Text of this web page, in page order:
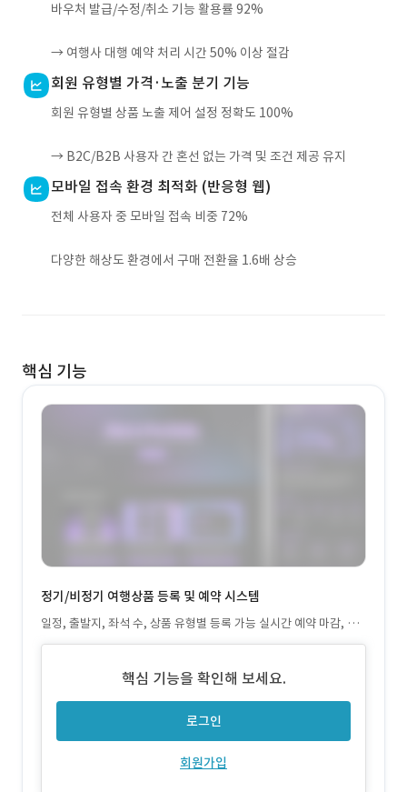
바우처 발급/수정/취소 기능 활용률 92%
→ 여행사 대행 예약 처리 시간 50% 이상 절감
회원 유형별 가격·노출 분기 기능
회원 유형별 상품 노출 제어 설정 정확도 100%
→ B2C/B2B 사용자 간 혼선 없는 가격 및 조건 제공 유지
모바일 접속 환경 최적화 (반응형 웹)
전체 사용자 중 모바일 접속 비중 72%
다양한 해상도 환경에서 구매 전환율 1.6배 상승
핵심 기능
정기/비정기 여행상품 등록 및 예약 시스템
일정, 출발지, 좌석 수, 상품 유형별 등록 가능 실시간 예약 마감, 잔
여 좌석 확인 기능 포함
핵심 기능을 확인해 보세요.
로그인
회원가입